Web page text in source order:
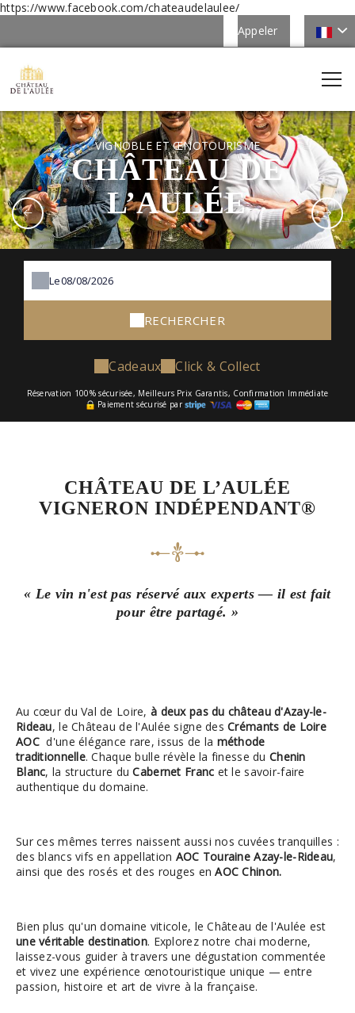
https://www.facebook.com/chateaudelaulee/
Appeler
VIGNOBLE ET ŒNOTOURISME
CHÂTEAU DE
L’AULÉE
Le
RECHERCHER
Cadeaux Click & Collect
Réservation 100% sécurisée, Meilleurs Prix Garantis, Confirmation Immédiate
Paiement sécurisé par
CHÂTEAU DE L’AULÉE
VIGNERON INDÉPENDANT®️
« Le vin n'est pas réservé aux experts — il est fait
pour être partagé. »
Au cœur du Val de Loire, à deux pas du château d'Azay-le-
Rideau, le Château de l'Aulée signe des Crémants de Loire
AOCd'une élégance rare, issus de la méthode
traditionnelle. Chaque bulle révèle la finesse du Chenin
Blanc, la structure duCabernet Franc et le savoir-faire
authentique du domaine.
Sur ces mêmes terres naissent aussi nos cuvées tranquilles :
des blancs vifs en appellation AOC Touraine Azay-le-Rideau,
ainsi que des rosés et des rouges en AOC Chinon.
Bien plus qu'un domaine viticole, le Château de l'Aulée est
une véritable destination. Explorez notre chai moderne,
laissez-vous guider à travers une dégustation commentée
et vivez une expérience œnotouristique unique — entre
passion, histoire et art de vivre à la française.